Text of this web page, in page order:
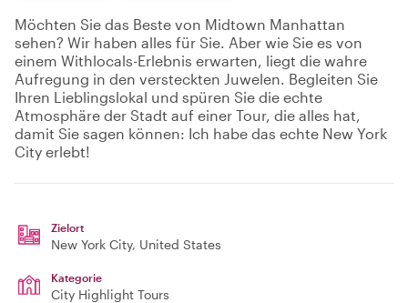
Möchten Sie das Beste von Midtown Manhattan
sehen? Wir haben alles für Sie. Aber wie Sie es von
einem Withlocals-Erlebnis erwarten, liegt die wahre
Aufregung in den versteckten Juwelen. Begleiten Sie
Ihren Lieblingslokal und spüren Sie die echte
Atmosphäre der Stadt auf einer Tour, die alles hat,
damit Sie sagen können: Ich habe das echte New York
City erlebt!
Zielort
New York City, United States
Kategorie
City Highlight Tours